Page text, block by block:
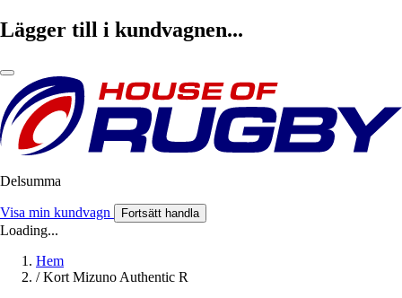
Lägger till i kundvagnen...
Delsumma
Visa min kundvagn Fortsätt handla
Loading...
Hem
/ Kort Mizuno Authentic R